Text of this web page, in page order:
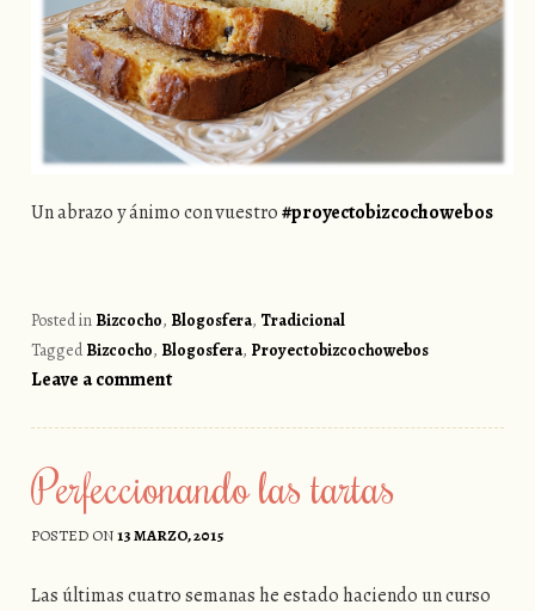
Un abrazo y ánimo con vuestro#proyectobizcochowebos
Posted in Bizcocho, Blogosfera, Tradicional
TaggedBizcocho, Blogosfera, Proyectobizcochowebos
Leave a comment
Perfeccionando las tartas
POSTED ON13 MARZO, 2015
Las últimas cuatro semanas he estado haciendo un curso